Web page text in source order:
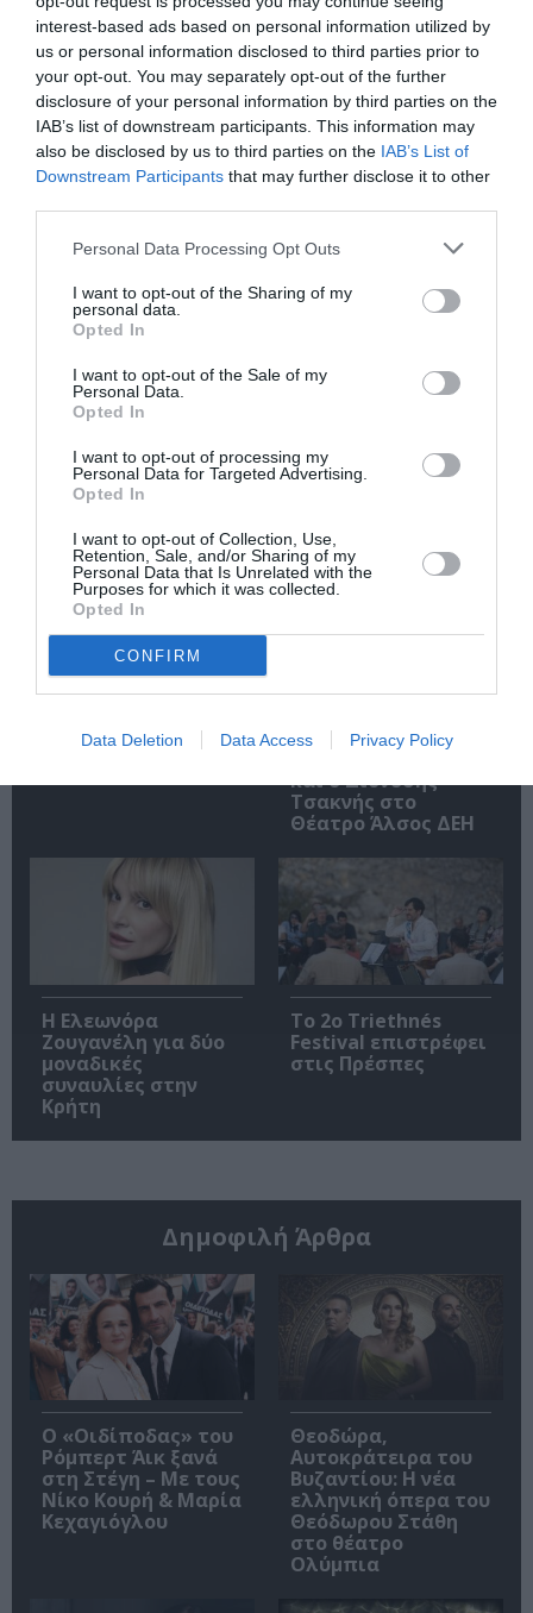
interest-based ads based on personal information utilized by
us or personal information disclosed to third parties prior to
your opt-out. You may separately opt-out of the further
disclosure of your personal information by third parties on the
IAB’s list of downstream participants. This information may
also be disclosed by us to third parties on the IAB’s List of
Downstream Participants that may further disclose it to other
Personal Data Processing Opt Outs
I want to opt-out of the Sharing of my
personal data.
Opted In
I want to opt-out of the Sale of my
Personal Data.
Opted In
I want to opt-out of processing my
Personal Data for Targeted Advertising.
Opted In
I want to opt-out of Collection, Use,
Retention, Sale, and/or Sharing of my
Personal Data that Is Unrelated with the
Purposes for which it was collected.
Opted In
CONFIRM
Data Deletion Data Access Privacy Policy
ΕΝΤΕΧΝΟ - ΛΑΪΚΟ - ΠΑΡΑΔΟΣΙΑΚΗ
ΚΑΛΟΚΑΙΡΙΝΑ ΦΕΣΤΙΒΑΛ
ΚΑΛΟΚΑΙΡΙΝΕΣ ΣΥΝΑΥΛΙΕΣ
ΝΕΦΕΛΗ ΦΑΣΟΥΛΗ
ΣΥΝΑΥΛΙΕΣ 2026
ΦΕΣΤΙΒΑΛ "ΣΤΗ ΣΚΙΑ ΤΩΝ ΒΡΑΧΩΝ"
Newsletter
την Τέχνη και τον Πολιτισμό!
Ακολουθήστε το Culturenow.gr
Σχετικά Άρθρα
Ο RIVO στο Bolivar
Το Ροκ το Ελληνικό:
και ο Διονύσης
Τσακνής στο
Θέατρο Άλσος ΔΕΗ
Η Ελεωνόρα
Ζουγανέλη για δύο
μοναδικές
συναυλίες στην
Κρήτη
Το 2ο Triethnés
Festival επιστρέφει
στις Πρέσπες
Δημοφιλή Άρθρα
O «Οιδίποδας» του
Ρόμπερτ Άικ ξανά
στη Στέγη – Με τους
Νίκο Κουρή & Μαρία
Κεχαγιόγλου
Θεοδώρα,
Αυτοκράτειρα του
Βυζαντίου: Η νέα
ελληνική όπερα του
Θεόδωρου Στάθη
στο θέατρο
Ολύμπια